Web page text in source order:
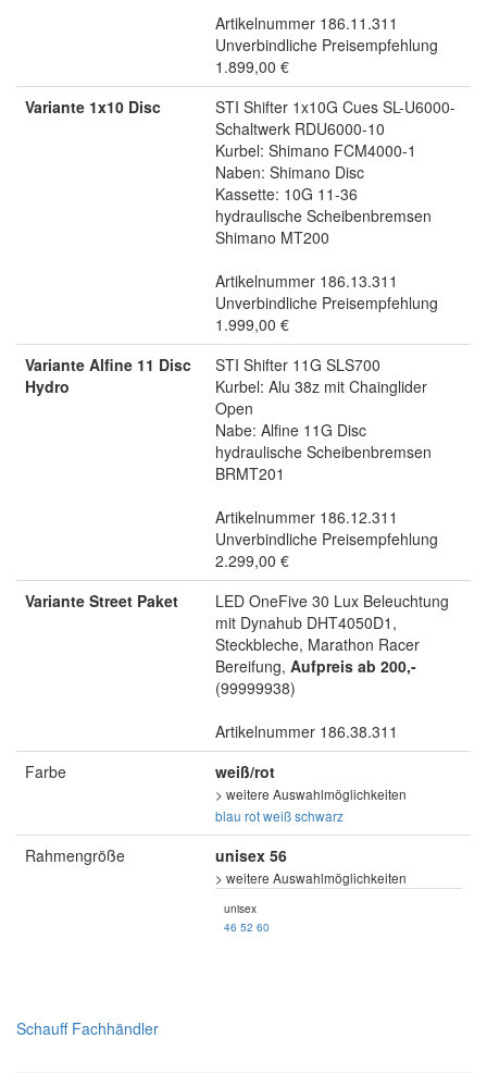
Artikelnummer 186.11.311
Unverbindliche Preisempfehlung
1.899,00 €
Variante 1x10 Disc
STI Shifter 1x10G Cues SL-U6000-
Schaltwerk RDU6000-10
Kurbel: Shimano FCM4000-1
Naben: Shimano Disc
Kassette: 10G 11-36
hydraulische Scheibenbremsen
Shimano MT200
Artikelnummer 186.13.311
Unverbindliche Preisempfehlung
1.999,00 €
Variante Alfine 11 Disc
Hydro
STI Shifter 11G SLS700
Kurbel: Alu 38z mit Chainglider
Open
Nabe: Alfine 11G Disc
hydraulische Scheibenbremsen
BRMT201
Artikelnummer 186.12.311
Unverbindliche Preisempfehlung
2.299,00 €
Variante Street Paket
LED OneFive 30 Lux Beleuchtung
mit Dynahub DHT4050D1,
Steckbleche, Marathon Racer
Bereifung, Aufpreis ab 200,-
(99999938)
Artikelnummer 186.38.311
Farbe
weiß/rot
> weitere Auswahlmöglichkeiten
blau rotweißschwarz
Rahmengröße unisex 56
> weitere Auswahlmöglichkeiten
unisex
46 52 60
Schauff Fachhändler